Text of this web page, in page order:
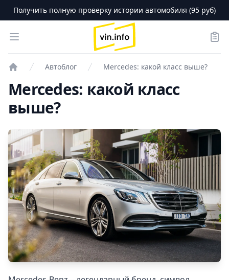
Получить полную проверку истории автомобиля (95 руб)
Open menu
logo
Автоблог Mercedes: какой класс выше?
Mercedes: какой класс
выше?